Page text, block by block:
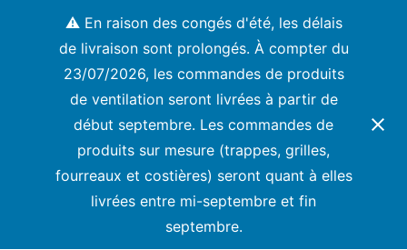
⚠️ En raison des congés d'été, les délais
de livraison sont prolongés. À compter du
23/07/2026, les commandes de produits
de ventilation seront livrées à partir de
début septembre. Les commandes de
produits sur mesure (trappes, grilles,
fourreaux et costières) seront quant à elles
livrées entre mi-septembre et fin
septembre.